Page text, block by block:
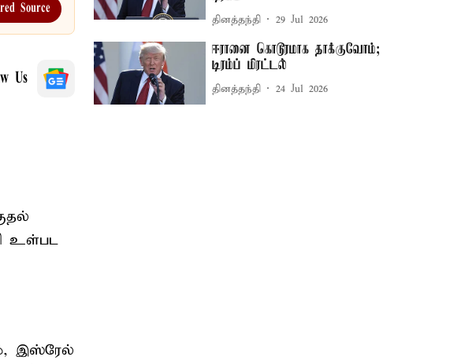
Source
Us
உள்பட
இஸ்ரேல்
தினத்தந்தி 29 Jul 2026
ஈரானை கொடூரமாக தாக்குவோம்;
டிரம்ப் மிரட்டல்
தினத்தந்தி 24 Jul 2026